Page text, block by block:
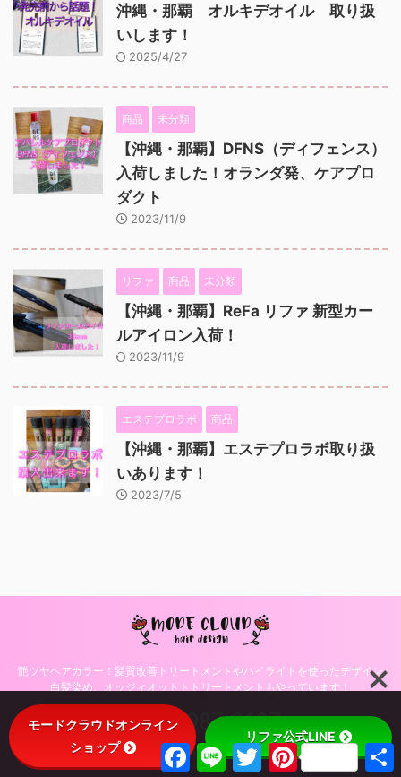
沖縄・那覇 オルキデオイル 取り扱
いします！
2025/4/27
商品 未分類
【沖縄・那覇】DFNS（ディフェンス）
入荷しました！オランダ発、ケアプロ
ダクト
2023/11/9
リファ 商品 未分類
【沖縄・那覇】ReFa リファ 新型カー
ルアイロン入荷！
2023/11/9
エステプロラボ 商品
【沖縄・那覇】エステプロラボ取り扱
いあります！
2023/7/5
艶ツヤヘアカラー！髪質改善トリートメントやハイライトを使ったデザイン
白髪染め、オッジィオットトトリートメントもやっています！
098-987-0697
© 2026 沖縄・那覇・美容室モードクラウドヘアデザインのブログ！
F
a
L
i
T
w
P
i
モードクラウドオンライン
ショップ
リファ公式LINE